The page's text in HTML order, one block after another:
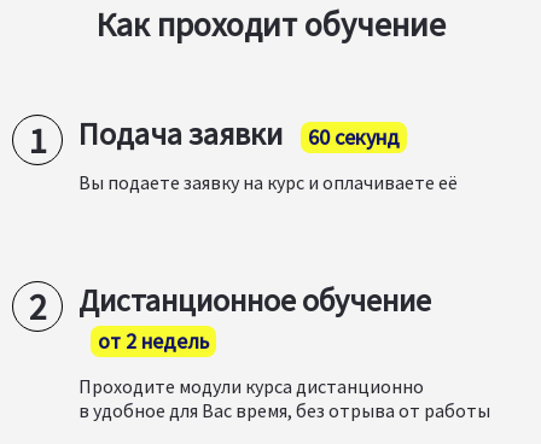
Как проходит обучение
Подача заявки 60 секунд
Вы подаете заявку на курс и оплачиваете её
Дистанционное обучение
от 2 недель
Проходите модули курса дистанционно
в удобное для Вас время, без отрыва от работы